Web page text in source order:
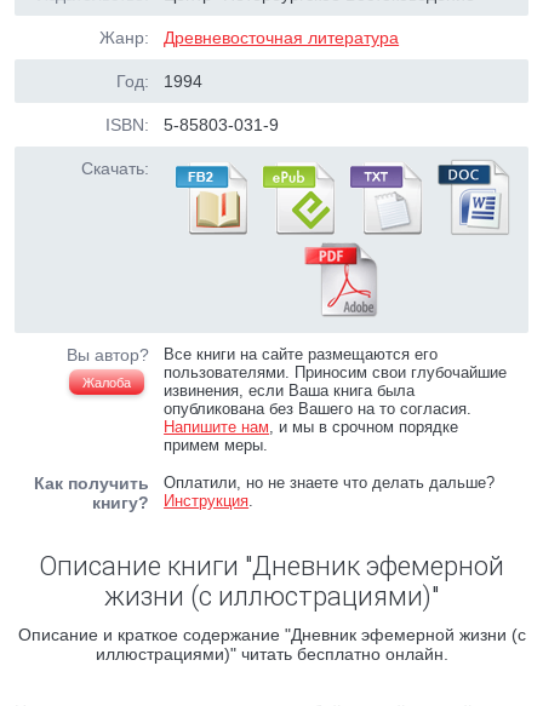
Жанр: Древневосточная литература
Год: 1994
ISBN: 5-85803-031-9
Скачать:
Вы автор?
Жалоба
Все книги на сайте размещаются его
пользователями. Приносим свои глубочайшие
извинения, если Ваша книга была
опубликована без Вашего на то согласия.
Напишите нам, и мы в срочном порядке
примем меры.
Как получить
книгу?
Оплатили, но не знаете что делать дальше?
Инструкция.
Описание книги "Дневник эфемерной
жизни (с иллюстрациями)"
Описание и краткое содержание "Дневник эфемерной жизни (с
иллюстрациями)" читать бесплатно онлайн.